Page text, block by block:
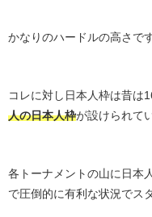
かなりのハードルの高さです
コレに対し日本人枠は昔は
人の日本人枠が設けられて
各トーナメントの山に日本
で圧倒的に有利な状況でス